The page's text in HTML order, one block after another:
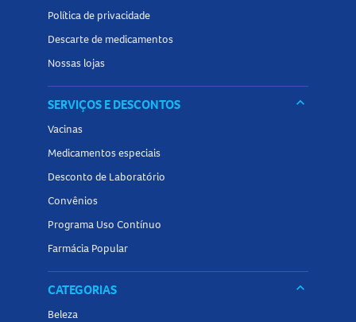
Conteúdo: 8ml.
Conheça outros produtos relacionados a
Presentena Panvel Farmácias e encontre tudo o que
precisa para montar um presente especial com itens de
beleza e autocuidado!
Política de privacidade
Descarte de medicamentos
Nossas lojas
SERVIÇOS E DESCONTOS keyboard_arrow_down
Vacinas
Medicamentos especiais
Desconto de Laboratório
Convênios
Programa Uso Contínuo
Farmácia Popular
CATEGORIAS keyboard_arrow_down
Beleza